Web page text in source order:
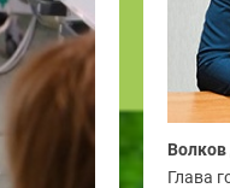
Глава